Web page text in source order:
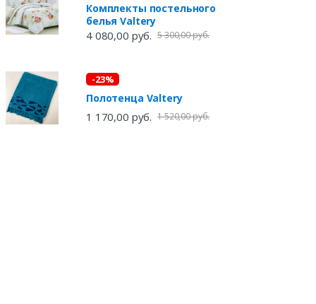
Комплекты постельного
белья Valtery
4 080,00 руб. 5 300,00 руб.
-23%
Полотенца Valtery
1 170,00 руб. 1 520,00 руб.